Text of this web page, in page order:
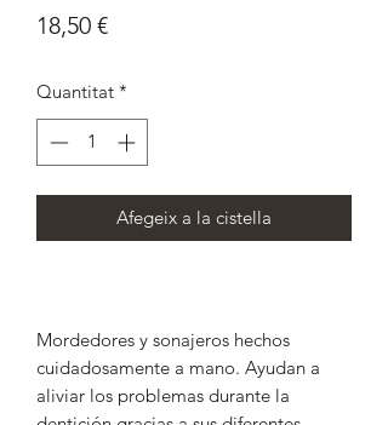
18,50 €Price
Quantitat *
Afegeix a la cistella
Mordedores y sonajeros hechos
cuidadosamente a mano. Ayudan a
aliviar los problemas durante la